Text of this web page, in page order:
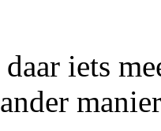
iets